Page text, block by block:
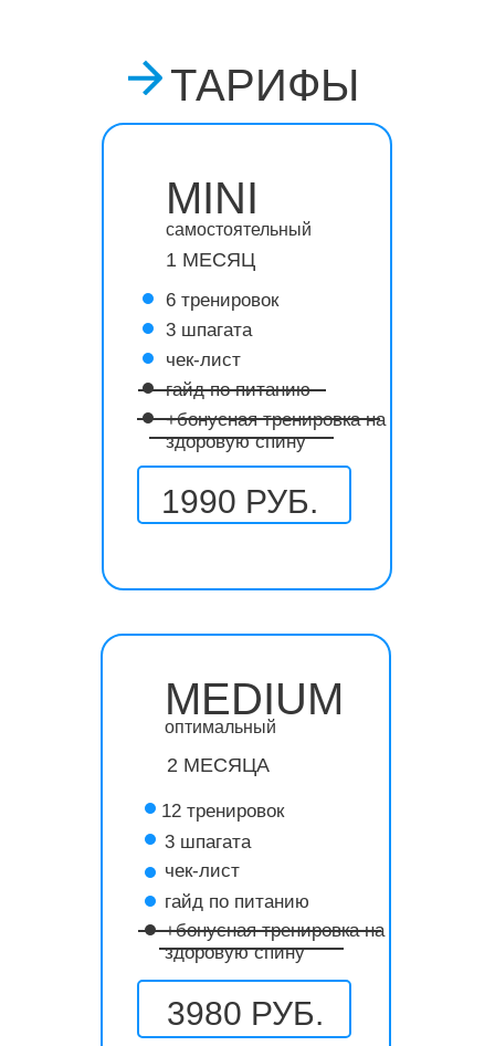
+бонусная тренировка на
здоровую спину
гайд по питанию
чек-лист
3 шпагата
6 тренировок
1990 РУБ.
1 МЕСЯЦ
самостоятельный
MINI
3980 РУБ.
2 МЕСЯЦА
оптимальный
+бонусная тренировка на
здоровую спину
гайд по питанию
чек-лист
3 шпагата
MEDIUM
12 тренировок
ТАРИФЫ